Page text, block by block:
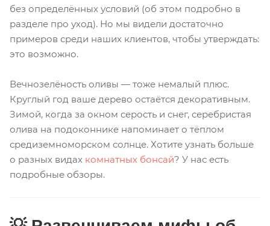
без определённых условий (об этом подробно в
разделе про уход). Но мы видели достаточно
примеров среди наших клиентов, чтобы утверждать:
это возможно.
Вечнозелёность оливы — тоже немалый плюс.
Круглый год ваше дерево остаётся декоративным.
Зимой, когда за окном серость и снег, серебристая
олива на подоконнике напоминает о тёплом
средиземноморском солнце. Хотите узнать больше
о разных видах комнатных бонсай? У нас есть
подробные обзоры.